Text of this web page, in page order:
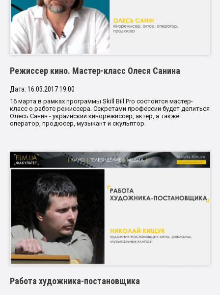
Режиссер кино. Мастер-класс Олеся Санина
Дата: 16.03.2017 19:00
16 марта в рамках программы Skill Bill Pro состоится мастер-
класс о работе режиссера. Секретами профессии будет делиться
Олесь Санин - украинский кинорежиссер, актер, а также
оператор, продюсер, музыкант и скульптор.
Работа художника-постановщика